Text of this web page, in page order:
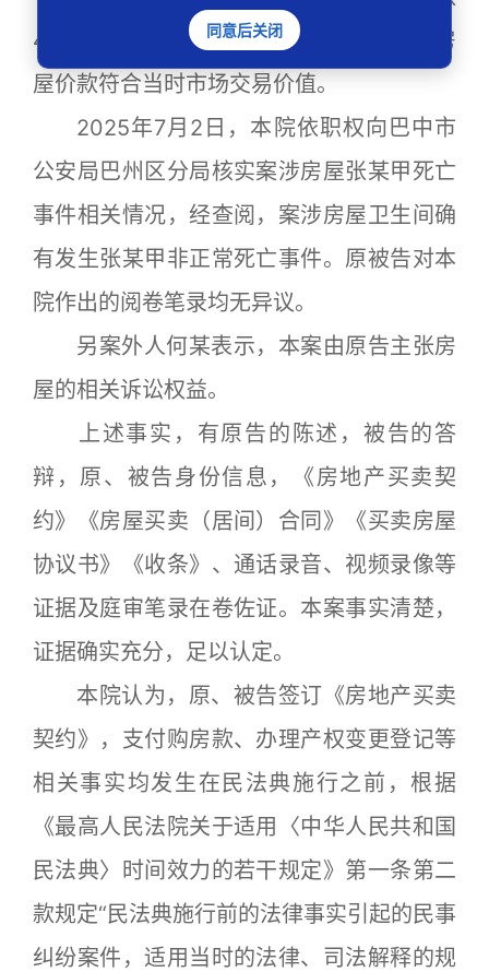
420000元全部支付完毕。被告表示案涉房
屋价款符合当时市场交易价值。
2025年7月2日，本院依职权向巴中市
公安局巴州区分局核实案涉房屋张某甲死亡
事件相关情况，经查阅，案涉房屋卫生间确
有发生张某甲非正常死亡事件。原被告对本
院作出的阅卷笔录均无异议。
另案外人何某表示，本案由原告主张房
屋的相关诉讼权益。
上述事实，有原告的陈述，被告的答
辩，原、被告身份信息，《房地产买卖契
约》《房屋买卖（居间）合同》《买卖房屋
协议书》《收条》、通话录音、视频录像等
证据及庭审笔录在卷佐证。本案事实清楚，
证据确实充分，足以认定。
本院认为，原、被告签订《房地产买卖
契约》，支付购房款、办理产权变更登记等
相关事实均发生在民法典施行之前，根据
《最高人民法院关于适用〈中华人民共和国
民法典〉时间效力的若干规定》第一条第二
款规定“民法典施行前的法律事实引起的民事
纠纷案件，适用当时的法律、司法解释的规
同意后关闭